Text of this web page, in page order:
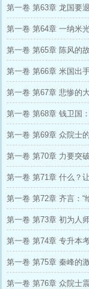
第一卷 第63章 龙国要
第一卷 第64章 一纳米
第一卷 第65章 陈风的
第一卷 第66章 米国出
第一卷 第67章 悲惨的
第一卷 第68章 钱卫国
第一卷 第69章 众院士
第一卷 第70章 力要突
第一卷 第71章 什么？
第一卷 第72章 齐言：
第一卷 第73章 初为人
第一卷 第74章 专升本
第一卷 第75章 秦峰的
第一卷 第76章 众院士